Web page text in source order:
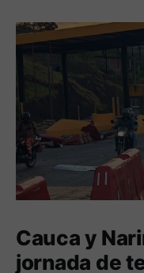
Cauca y
jornada de